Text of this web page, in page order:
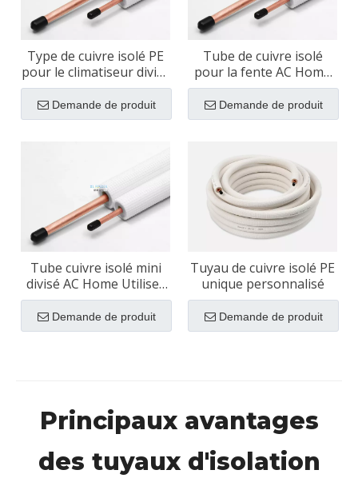
Type de cuivre isolé PE
pour le climatiseur divisé
| 1/2 '3/4 ' Tailles
disponibles
Demande de produit
Tube de cuivre isolé
pour la fente AC Home
Utilisation d'isolation PE
Demande de produit
Tube cuivre isolé mini
divisé AC Home Utilisez
la norme américaine
Demande de produit
Tuyau de cuivre isolé PE
unique personnalisé
Demande de produit
Principaux avantages
des tuyaux d'isolation